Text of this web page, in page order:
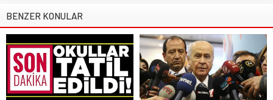
BENZER KONULAR